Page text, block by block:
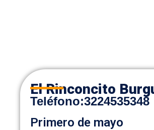
El Rinconcito
Teléfono:3224535348
Primero de mayo